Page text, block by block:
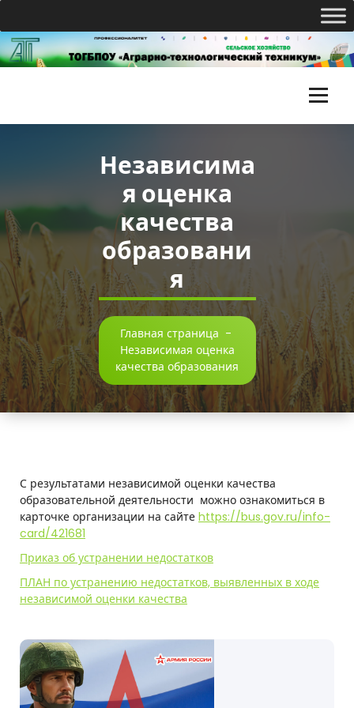
Перейти
к
содержимому
П
О
У
«
А
г
р
а
н
о
-
т
е
н
о
Независима
я оценка
качества
образовани
я
Главная страница -
Независимая оценка
качества образования
С результатами независимой оценки качества
образовательной деятельности можно ознакомиться в
карточке организации на сайте https://bus.gov.ru/info-
card/421681
Приказ об устранении недостатков
ПЛАН по устранению недостатков, выявленных в ходе
независимой оценки качества